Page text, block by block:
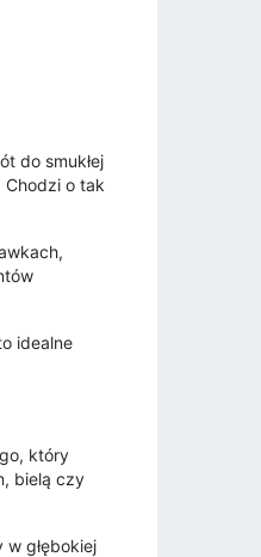
do smukłej
Chodzi o tak
idealne
który
bielą czy
głębokiej